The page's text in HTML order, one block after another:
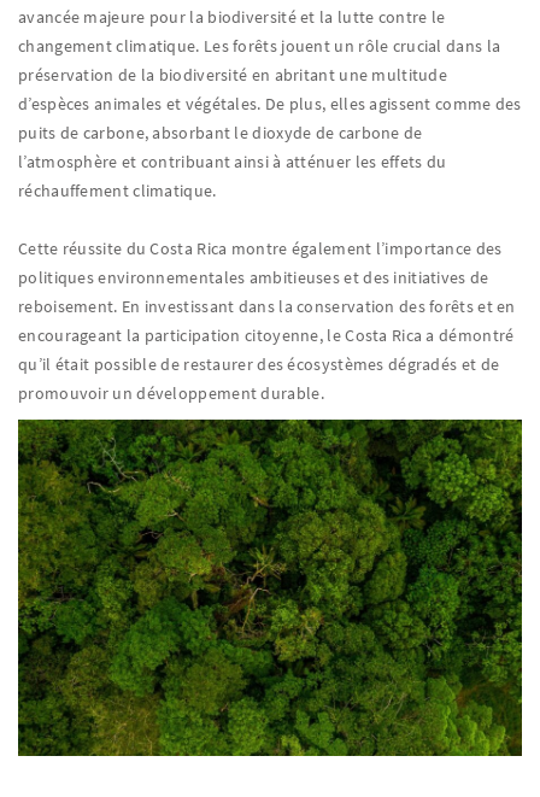
avancée majeure pour la biodiversité et la lutte contre le
changement climatique. Les forêts jouent un rôle crucial dans la
préservation de la biodiversité en abritant une multitude
d’espèces animales et végétales. De plus, elles agissent comme des
puits de carbone, absorbant le dioxyde de carbone de
l’atmosphère et contribuant ainsi à atténuer les effets du
réchauffement climatique.
Cette réussite du Costa Rica montre également l’importance des
politiques environnementales ambitieuses et des initiatives de
reboisement. En investissant dans la conservation des forêts et en
encourageant la participation citoyenne, le Costa Rica a démontré
qu’il était possible de restaurer des écosystèmes dégradés et de
promouvoir un développement durable.